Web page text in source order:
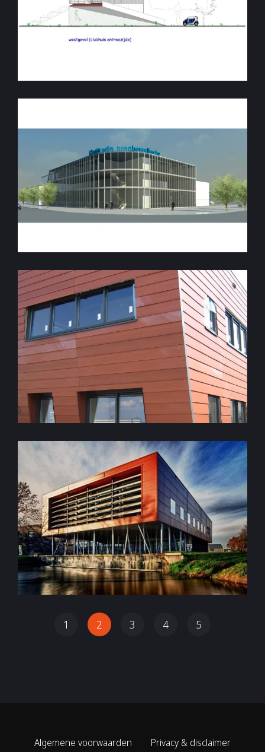
1 2 3 4 5
Algemene voorwaarden Privacy & disclaimer